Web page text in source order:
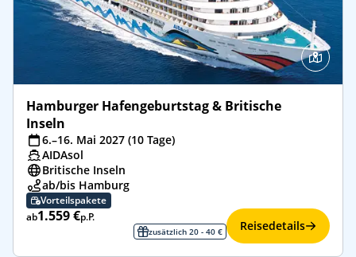
Hamburger Hafengeburtstag & Britische
Inseln
6.–16. Mai 2027 (10 Tage)
AIDAsol
Britische Inseln
ab/bis Hamburg
Vorteilspakete
ab1.559 €p.P.
zusätzlich 20 - 40 € Reisedetails